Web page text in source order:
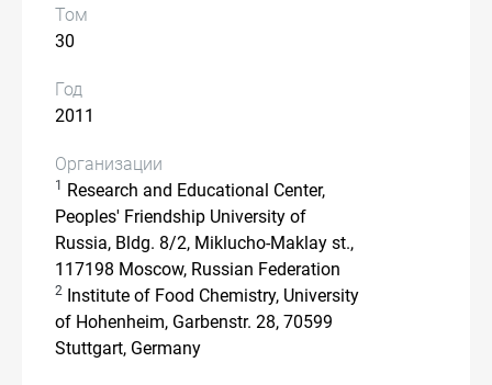
Том
30
Год
2011
Организации
1
Research and Educational Center,
Peoples' Friendship University of
Russia, Bldg. 8/2, Miklucho-Maklay st.,
117198 Moscow, Russian Federation
2 Institute of Food Chemistry, University
of Hohenheim, Garbenstr. 28, 70599
Stuttgart, Germany